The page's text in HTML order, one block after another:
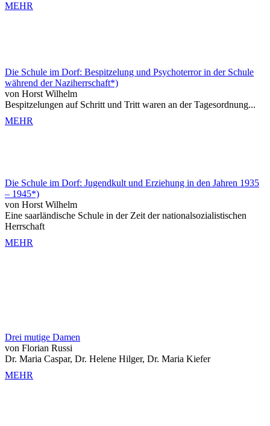
MEHR
Die Schule im Dorf: Bespitzelung und Psychoterror in der Schule
während der Naziherrschaft*)
von Horst Wilhelm
Bespitzelungen auf Schritt und Tritt waren an der Tagesordnung...
MEHR
Die Schule im Dorf: Jugendkult und Erziehung in den Jahren 1935
– 1945*)
von Horst Wilhelm
Eine saarländische Schule in der Zeit der nationalsozialistischen
Herrschaft
MEHR
Drei mutige Damen
von Florian Russi
Dr. Maria Caspar, Dr. Helene Hilger, Dr. Maria Kiefer
MEHR